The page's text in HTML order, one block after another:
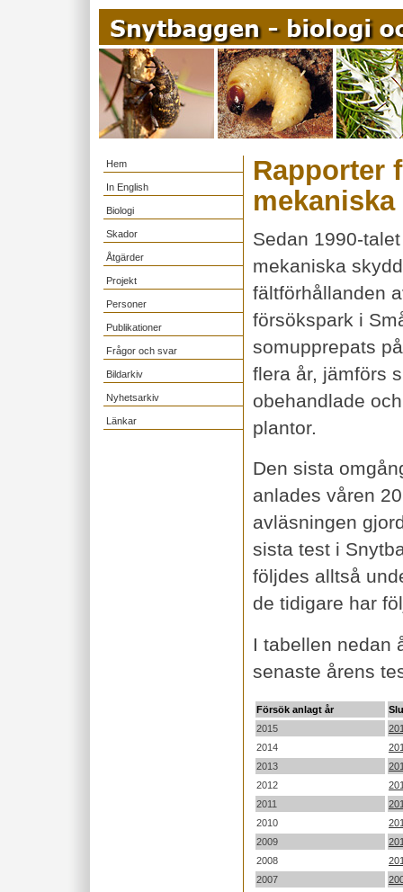
Hem
In English
Biologi
Skador
Åtgärder
Projekt
Personer
Publikationer
Frågor och svar
Bildarkiv
Nyhetsarkiv
Länkar
Rapporter
Sedan 1990-
mekaniska
fältförhållanden
försökspark i
somupprepats
flera år, jämförs
obehandlade
plantor.
Den sista
anlades våren
avläsningen
sista test i
följdes alltså
de tidigare har
I tabellen nedan
senaste årens
Försök anlagt år
2015
2014
2013
2012
2011
2010
2009
2008
2007